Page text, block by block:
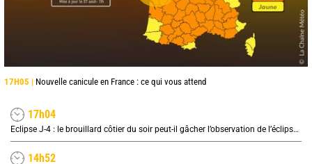
17H05 | Nouvelle canicule en France : ce qui vous attend
17h04
Eclipse J-4 : le brouillard côtier du soir peut-il gâcher l’observation de l’éclipse à la plage ?
14h52